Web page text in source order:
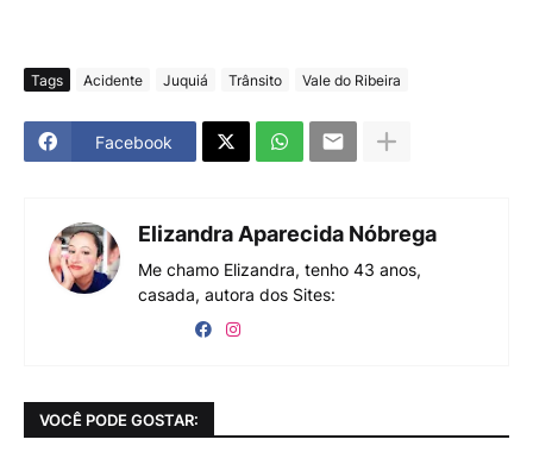
Tags Acidente Juquiá Trânsito Vale do Ribeira
Facebook
Elizandra Aparecida Nóbrega
Me chamo Elizandra, tenho 43 anos,
casada, autora dos Sites:
VOCÊ PODE GOSTAR: